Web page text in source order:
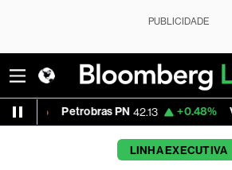
PUBLICIDADE
PN 42.13 +0.48% Vale ON 75.39
LINHA EXECUTIVA